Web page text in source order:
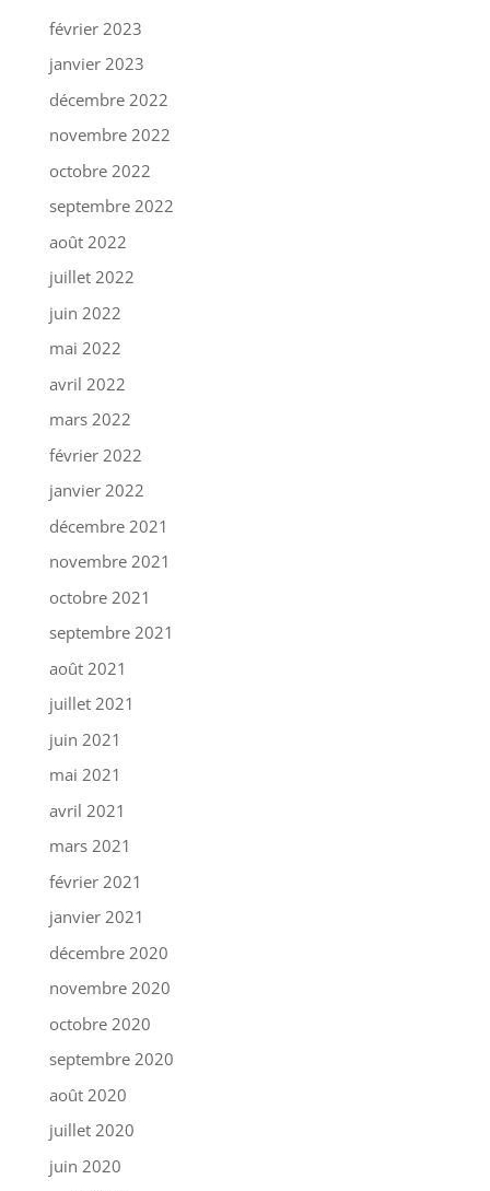
février 2023
janvier 2023
décembre 2022
novembre 2022
octobre 2022
septembre 2022
août 2022
juillet 2022
juin 2022
mai 2022
avril 2022
mars 2022
février 2022
janvier 2022
décembre 2021
novembre 2021
octobre 2021
septembre 2021
août 2021
juillet 2021
juin 2021
mai 2021
avril 2021
mars 2021
février 2021
janvier 2021
décembre 2020
novembre 2020
octobre 2020
septembre 2020
août 2020
juillet 2020
juin 2020